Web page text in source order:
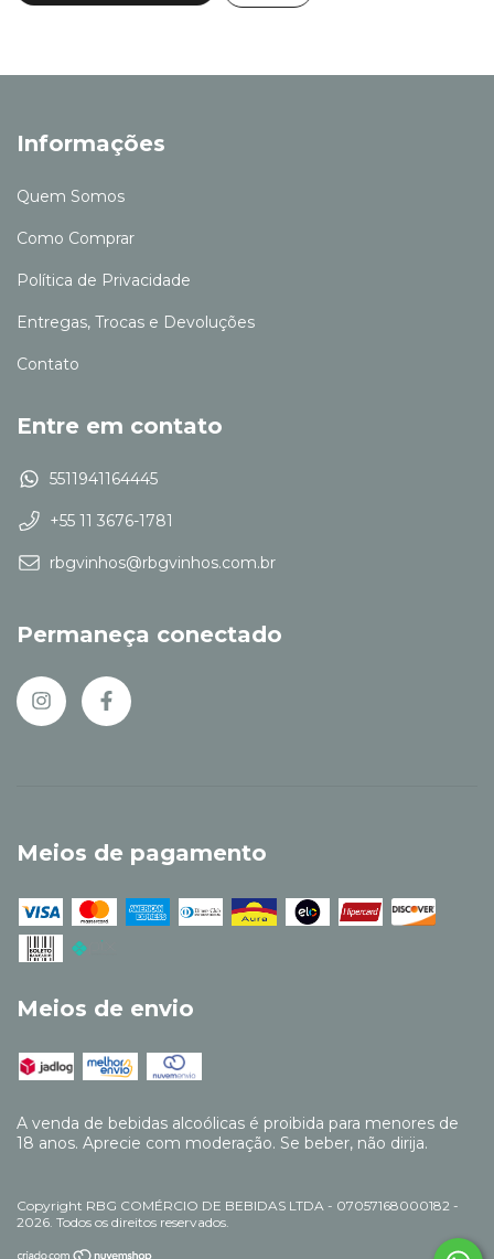
Informações
Quem Somos
Como Comprar
Política de Privacidade
Entregas, Trocas e Devoluções
Contato
Entre em contato
5511941164445
+55 11 3676-1781
rbgvinhos@rbgvinhos.com.br
Permaneça conectado
Meios de pagamento
Meios de envio
A venda de bebidas alcoólicas é proibida para menores de
18 anos. Aprecie com moderação. Se beber, não dirija.
Copyright RBG COMÉRCIO DE BEBIDAS LTDA - 07057168000182 -
2026. Todos os direitos reservados.